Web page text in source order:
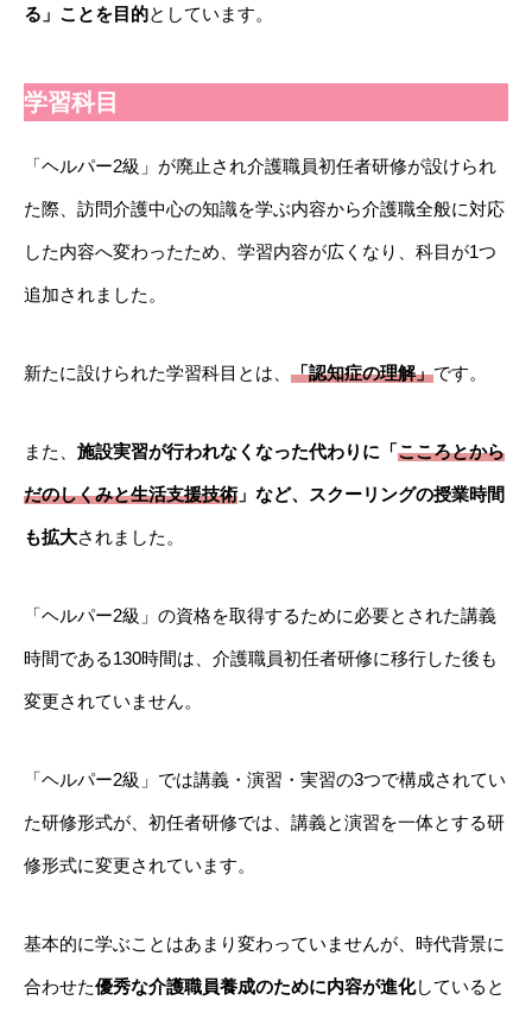
る」ことを目的としています。
学習科目
「ヘルパー2級」が廃止され介護職員初任者研修が設けられ
た際、訪問介護中心の知識を学ぶ内容から介護職全般に対応
した内容へ変わったため、学習内容が広くなり、科目が1つ
追加されました。
新たに設けられた学習科目とは、 「認知症の理解」です。
また、 施設実習が行われなくなった代わりに「こころとから
だのしくみと生活支援技術」など、スクーリングの授業時間
も拡大されました。
「ヘルパー2級」の資格を取得するために必要とされた講義
時間である130時間は、介護職員初任者研修に移行した後も
変更されていません。
「ヘルパー2級」では講義・演習・実習の3つで構成されてい
た研修形式が、初任者研修では、講義と演習を一体とする研
修形式に変更されています。
基本的に学ぶことはあまり変わっていませんが、時代背景に
合わせた優秀な介護職員養成のために内容が進化していると